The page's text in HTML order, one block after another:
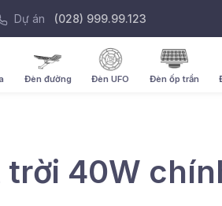
Dự án (028) 999.99.123
Đèn đường Đèn UFO Đèn ốp trần
40W